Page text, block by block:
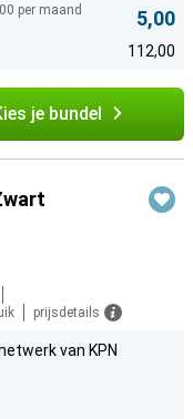
per maand
5,00
112,00
je bundel
prijsdetails
van KPN